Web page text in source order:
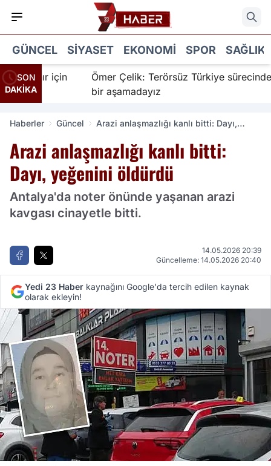
GÜNCEL SIYASET EKONOMI SPOR SAĞLIK
SON
DAKİKA
için
Ömer Çelik: Terörsüz Türkiye sürecinde
bir aşamadayız
Haberler Güncel
Arazi anlaşmazlığı kanlı bitti: Dayı,
Arazi anlaşmazlığı kanlı bitti:
Dayı, yeğenini öldürdü
Antalya'da noter önünde yaşanan arazi
kavgası cinayetle bitti.
14.05.2026 20:39
Güncelleme: 14.05.2026 20:40
Yedi 23 Haber kaynağını Google'da tercih edilen kaynak
olarak ekleyin!